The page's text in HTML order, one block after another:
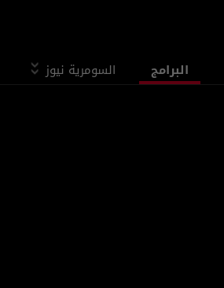
البرامج السومرية نيوز